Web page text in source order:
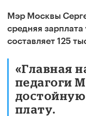
Мэр Москвы
средняя зарплата
составляет 125
«Главная
педагоги
плату.